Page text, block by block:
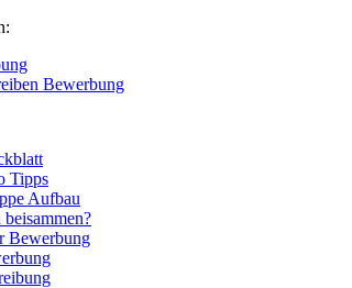
Bewerbung
Tipps
Aufbau
Bewerbung